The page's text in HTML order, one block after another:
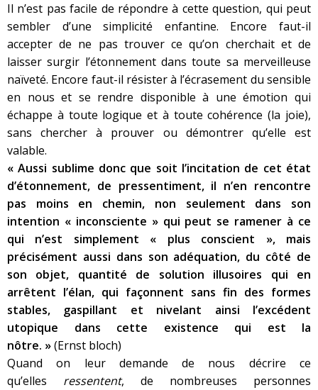
Il n’est pas facile de répondre à cette question, qui peut
sembler d’une simplicité enfantine. Encore faut-il
accepter de ne pas trouver ce qu’on cherchait et de
laisser surgir l’étonnement dans toute sa merveilleuse
naïveté. Encore faut-il résister à l’écrasement du sensible
en nous et se rendre disponible à une émotion qui
échappe à toute logique et à toute cohérence (la joie),
sans chercher à prouver ou démontrer qu’elle est
valable.
« Aussi sublime donc que soit l’incitation de cet état
d’étonnement, de pressentiment, il n’en rencontre
pas moins en chemin, non seulement dans son
intention « inconsciente » qui peut se ramener à ce
qui n’est simplement « plus conscient », mais
précisément aussi dans son adéquation, du côté de
son objet, quantité de solution illusoires qui en
arrêtent l’élan, qui façonnent sans fin des formes
stables, gaspillant et nivelant ainsi l’excédent
utopique dans cette existence qui est la
nôtre. »(Ernst bloch)
Quand on leur demande de nous décrire ce
qu’elles ressentent, de nombreuses personnes